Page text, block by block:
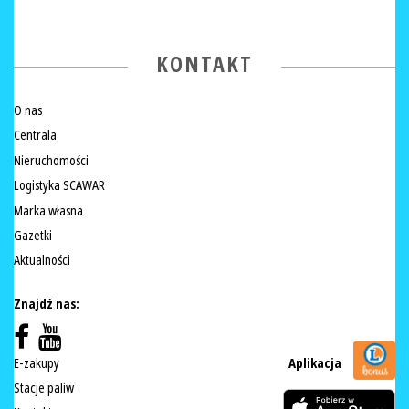
KONTAKT
O nas
Centrala
Nieruchomości
Logistyka SCAWAR
Marka własna
Gazetki
Aktualności
Znajdź nas:
E-zakupy
Stacje paliw
Aplikacja